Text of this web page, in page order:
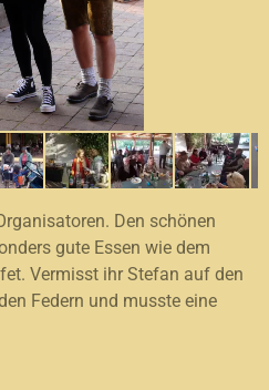
Den schönen
gute Essen wie dem
Vermisst ihr Stefan auf den
Federn und musste eine